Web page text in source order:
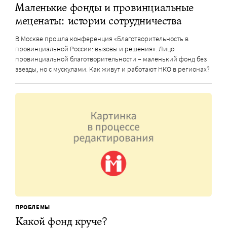
Маленькие фонды и провинциальные
меценаты: истории сотрудничества
В Москве прошла конференция «Благотворительность в
провинциальной России: вызовы и решения». Лицо
провинциальной благотворительности – маленький фонд без
звезды, но с мускулами. Как живут и работают НКО в регионах?
ПРОБЛЕМЫ
Какой фонд круче?